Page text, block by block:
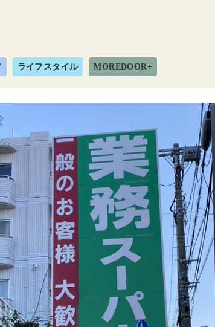
ライフスタイル MOREDOOR+